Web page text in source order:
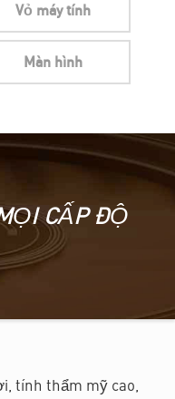
Vỏ máy tính
Màn hình
CẤP ĐỘ
tính thẩm mỹ cao,